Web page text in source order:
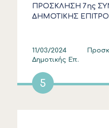
ΠΡΟΣΚΛΗΣΗ 7ης
ΔΗΜΟΤΙΚΗΣ
11/03/2024
Δημοτικής Επ.
5